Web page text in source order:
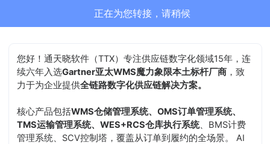
正在为您转接，请稍候
您好！通天晓软件（TTX）专注供应链数字化领域15年，连
续六年入选Gartner亚太WMS魔力象限本土标杆厂商 ，致
力于为企业提供全链路数字化供应链解决方案。
核心产品包括WMS仓储管理系统、OMS订单管理系统、
TMS运输管理系统、WES+RCS仓库执行系统、BMS计费
管理系统、SCV控制塔，覆盖从订单到履约的全场景。 AI